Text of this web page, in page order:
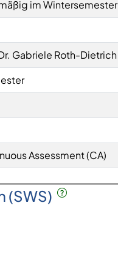
im Wintersemester
Gabriele Roth-Dietrich
Assessment (CA)
(SWS)